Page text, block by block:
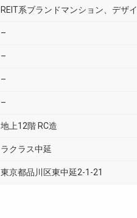
REIT系ブランドマンション、デザ
–
–
–
–
地上12階 RC造
ラクラス中延
東京都品川区東中延2-1-21